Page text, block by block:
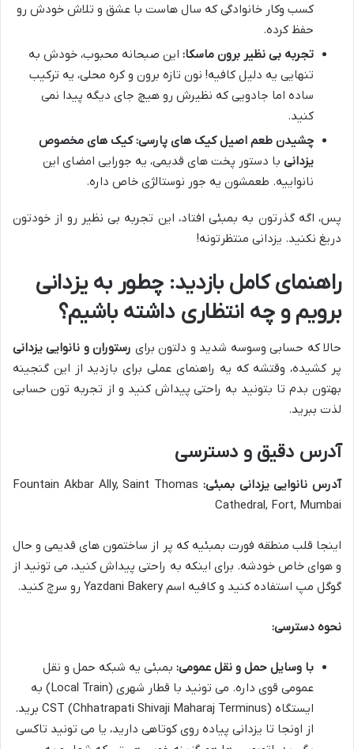
کسب وکار خانوادگی که سال هاست با عشق و تلاش خودش رو
حفظ کرده.
تجربه بی نظیر برون ماسکا: این صبحانه محبوب، خودش به
تنهایی یه دلیل کافیه! نون تازه برون و کره محلی، یه ترکیب
ساده اما جادویی که نظیرش رو هیچ جای دیگه پیدا نمی
کنید.
چشیدن طعم اصیل کیک های پارسی: کیک های مخصوص
یزدانی با دستور پخت های قدیمی، یه جورایی امضای این
نانواییه. طعمشون یه جور نوستالژی خاص داره.
پس، اگه گذرتون به بمبئی افتاد، این تجربه بی نظیر رو از خودتون
دریغ نکنید. یزدانی منتظرتونه!
راهنمای کامل بازدید: چطور به یزدانی
برویم و چه انتظاری داشته باشیم؟
حالا که حسابی وسوسه شدید و دلتون برای رستوران و نانوایی یزدانی
پر کشیده، وقتشه که یه راهنمای عملی برای بازدید از این گنجینه
بهتون بدم تا بتونید به راحتی پیداش کنید و از تجربه تون حسابی
لذت ببرید.
آدرس دقیق و دسترسی
آدرس نانوایی یزدانی بمبئی: Fountain Akbar Ally, Saint Thomas
Cathedral, Fort, Mumbai
اینجا قلب منطقه فورت بمبئیه که پر از ساختمون های قدیمی و حال
و هوای خاص خودشه. برای اینکه به راحتی پیداش کنید، می تونید از
گوگل مپ استفاده کنید و کافیه اسم Yazdani Bakery رو سرچ کنید.
نحوه دسترسی:
با وسایل حمل و نقل عمومی: بمبئی یه شبکه حمل و نقل
عمومی قوی داره. می تونید با قطار شهری (Local Train) به
ایستگاه CST (Chhatrapati Shivaji Maharaj Terminus) برید.
از اونجا تا یزدانی پیاده روی کوتاهی دارید، یا می تونید تاکسی